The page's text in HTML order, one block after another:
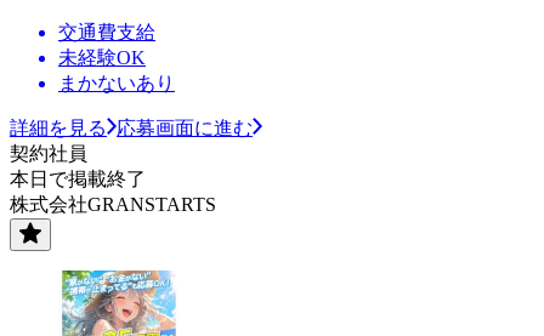
交通費支給
未経験OK
まかないあり
詳細を見る
応募画面に進む
契約社員
本日で掲載終了
株式会社GRANSTARTS